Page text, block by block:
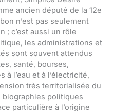
ancien député de la 12e
n’est pas seulement
; c’est aussi un rôle
les administrations et
sont souvent attendus
santé, bourses,
à l’eau et à l’électricité,
très territorialisée du
politiques
particulière à l’origine